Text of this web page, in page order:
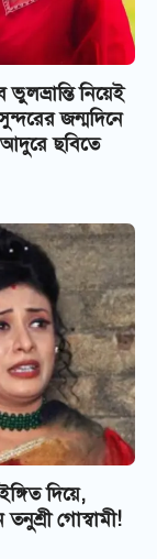
নিয়েই
জন্মদিনে
আদুরে ছবিতে
দিয়ে,
গোস্বামী!